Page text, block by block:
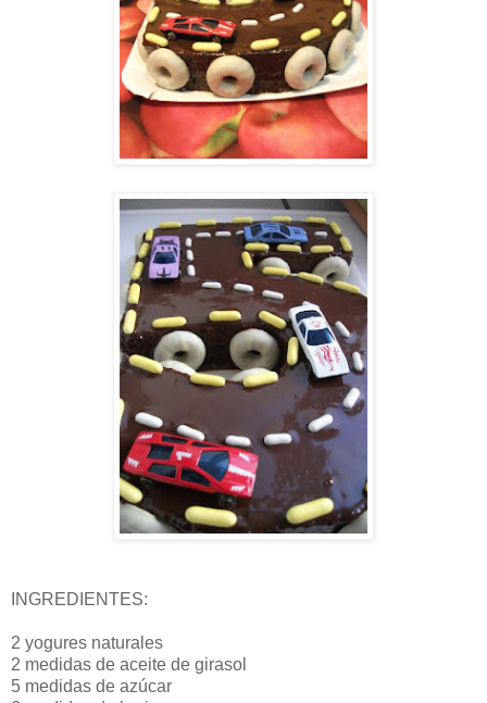
INGREDIENTES:
2 yogures naturales
2 medidas de aceite de girasol
5 medidas de azúcar